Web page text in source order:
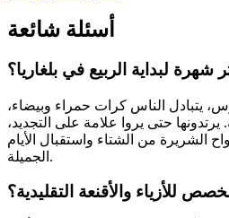
أسئلة شائعة
شهرة لبداية الربيع في بلغاريا؟
في 1 مارس، يتبادل الناس كرات حمراء وبيضاء،
حتى يروا علامة على التجديد،
الشريرة من الشتاء واستقبال الأيام
الجميلة.
للأزياء والأقنعة التقليدية؟